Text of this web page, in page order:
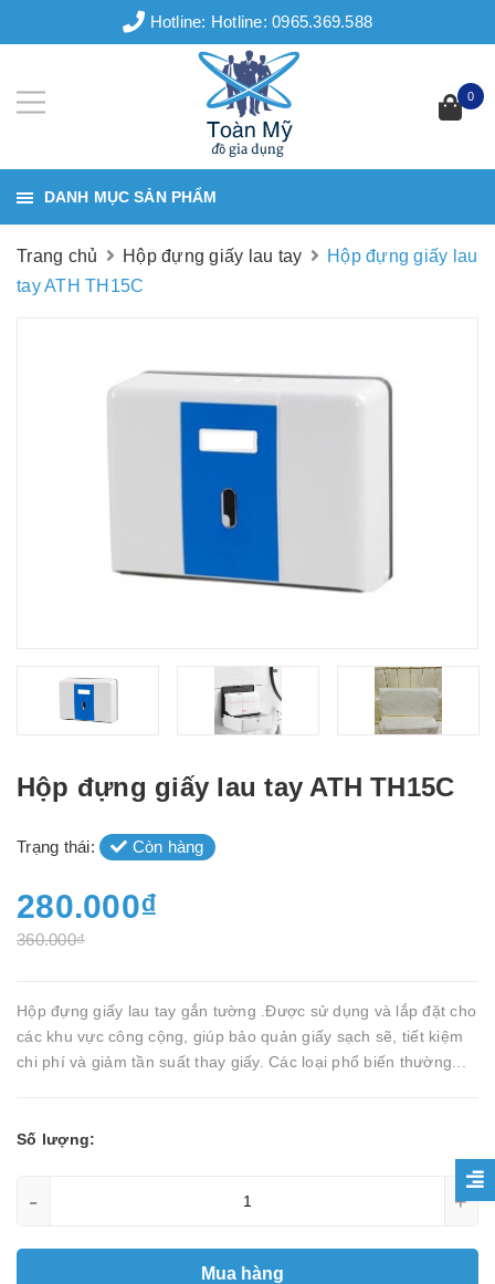
Hotline: Hotline: 0965.369.588
0
DANH MỤC SẢN PHẨM
Trang chủ Hộp đựng giấy lau tay
Hộp đựng giấy lau
tay ATH TH15C
Hộp đựng giấy lau tay ATH TH15C
Trạng thái: Còn hàng
280.000₫
360.000₫
Hộp đựng giấy lau tay gắn tường .Được sử dụng và lắp đặt cho
các khu vực công cộng, giúp bảo quản giấy sạch sẽ, tiết kiệm
chi phí và giảm tần suất thay giấy. Các loại phổ biến thường...
Số lượng:
- +
Mua hàng